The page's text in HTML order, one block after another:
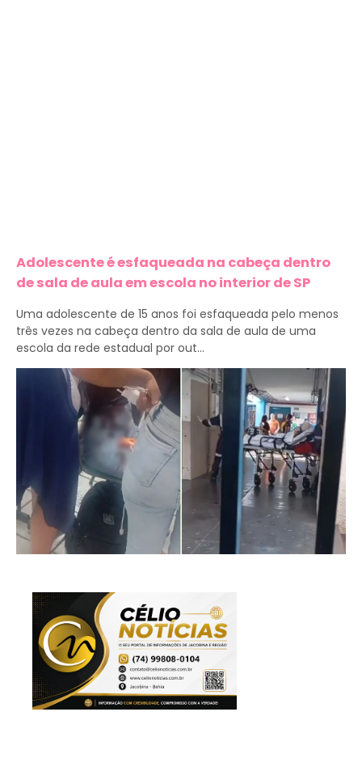
Adolescente é esfaqueada na cabeça dentro
de sala de aula em escola no interior de SP
Uma adolescente de 15 anos foi esfaqueada pelo menos
três vezes na cabeça dentro da sala de aula de uma
escola da rede estadual por out...